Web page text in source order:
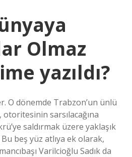
Olmaz
yazıldı?
O dönemde Trabzon’un ünlü
sarsılacağına
saldırmak üzere yaklaşık
beş yüz atlıya ek olarak,
Varilcioğlu Sadık da